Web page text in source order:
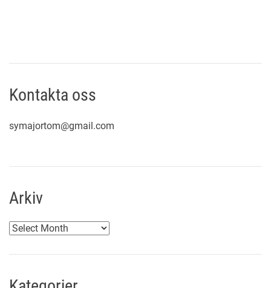
Kontakta oss
symajortom@gmail.com
Arkiv
A
k